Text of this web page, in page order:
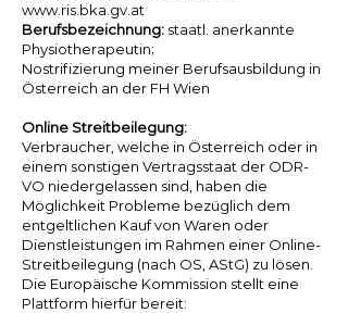
www.ris.bka.gv.at
Berufsbezeichnung: staatl. anerkannte
Physiotherapeutin;
Nostrifizierung meiner Berufsausbildung in
Österreich an der FH Wien
Online Streitbeilegung:
Verbraucher, welche in Österreich oder in
einem sonstigen Vertragsstaat der ODR-
VO niedergelassen sind, haben die
Möglichkeit Probleme bezüglich dem
entgeltlichen Kauf von Waren oder
Dienstleistungen im Rahmen einer Online-
Streitbeilegung (nach OS, AStG) zu lösen.
Die Europäische Kommission stellt eine
Plattform hierfür bereit: